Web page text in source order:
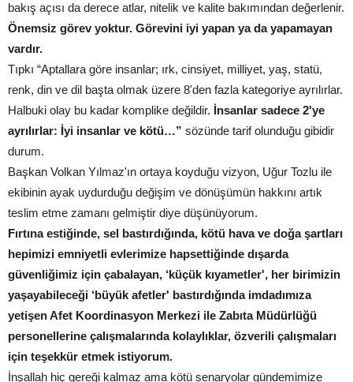
bakış açısı da derece atlar, nitelik ve kalite bakımından değerlenir.
Önemsiz görev yoktur. Görevini iyi yapan ya da yapamayan
vardır.
Tıpkı “Aptallara göre insanlar; ırk, cinsiyet, milliyet, yaş, statü,
renk, din ve dil başta olmak üzere 8'den fazla kategoriye ayrılırlar.
Halbuki olay bu kadar komplike değildir. İnsanlar sadece 2'ye
ayrılırlar: İyi insanlar ve kötü…” sözünde tarif olunduğu gibidir
durum.
Başkan Volkan Yılmaz'ın ortaya koyduğu vizyon, Uğur Tozlu ile
ekibinin ayak uydurduğu değişim ve dönüşümün hakkını artık
teslim etme zamanı gelmiştir diye düşünüyorum.
Fırtına estiğinde, sel bastırdığında, kötü hava ve doğa şartları
hepimizi emniyetli evlerimize hapsettiğinde dışarda
güvenliğimiz için çabalayan, ‘küçük kıyametler', her birimizin
yaşayabileceği ‘büyük afetler' bastırdığında imdadımıza
yetişen Afet Koordinasyon Merkezi ile Zabıta Müdürlüğü
personellerine çalışmalarında kolaylıklar, özverili çalışmaları
için teşekkür etmek istiyorum.
İnşallah hiç gereği kalmaz ama kötü senaryolar gündemimize